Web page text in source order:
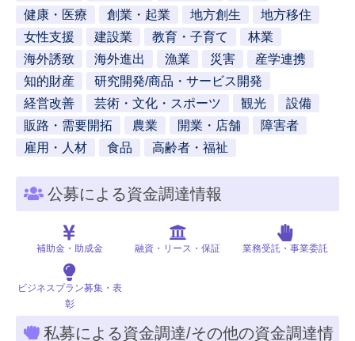
健康・医療
創業・起業 地方創生
地方移住
女性支援
建設業 教育・子育て
林業
海外誘致
海外進出 漁業 災害
産学連携
知的財産
研究開発/商品・サービス開発
経営改善
芸術・文化・スポーツ 観光
設備
販路・需要開拓
農業 開業・店舗
障害者
雇用・人材
食品 高齢者・福祉
公募による資金調達情報
補助金・助成金 融資・リース・保証 業務受託・事業委託
ビジネスプラン募集・表
彰
私募による資金調達/その他の資金調達情